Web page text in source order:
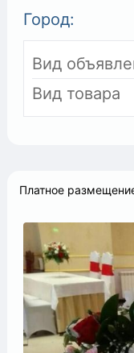
Город:
Вид
Вид товара
Платное